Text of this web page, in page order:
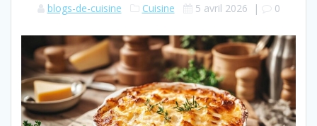
blogs-de-cuisine Cuisine 5 avril 2026 | 0